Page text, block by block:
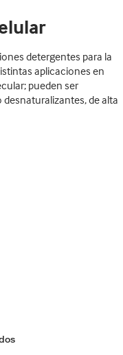
detergentes para la
aplicaciones en
pueden ser
de alta